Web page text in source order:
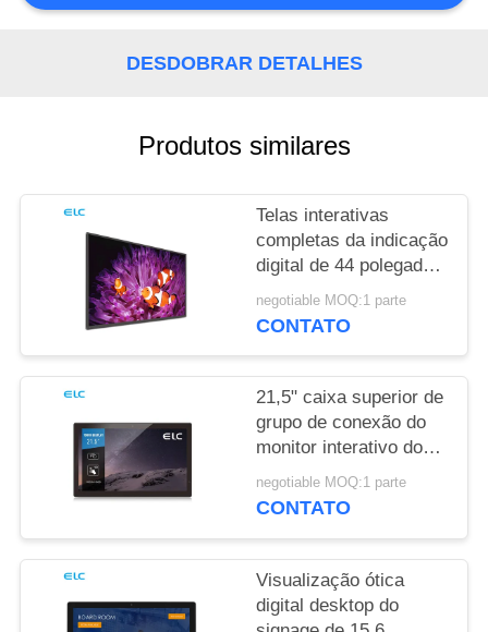
SITEMAP
PRIVACIDADE
DESDOBRAR DETALHES
Produtos similares
Telas interativas
completas da indicação
digital de 44 polegadas
HD IPS para a reunião
do escritório
negotiable MOQ:1 parte
CONTATO
21,5" caixa superior de
grupo de conexão do
monitor interativo do
tela táctil
negotiable MOQ:1 parte
CONTATO
Visualização ótica
digital desktop do